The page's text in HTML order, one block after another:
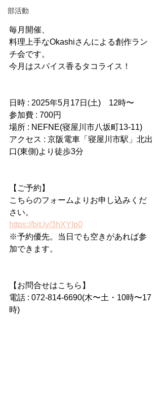
部活動
毎月開催、
料理上手なOkashiさんによる創作ラン
チ会です。
今月はスパイス香るタコライス！
日時 : 2025年5月17日(土)　12時〜
参加費 : 700円
場所 : NEFNE(寝屋川市八坂町13-11)
アクセス : 京阪電車「寝屋川市駅」北出
口(東側)より徒歩3分
【ご予約】
こちらのフォームよりお申し込みくだ
さい。
https://bit.ly/3hXYIp0
※予約優先。当日でも空きがあれば参
加できます。
【お問合せはこちら】
電話 : 072-814-6690(木〜土・10時〜17
時)